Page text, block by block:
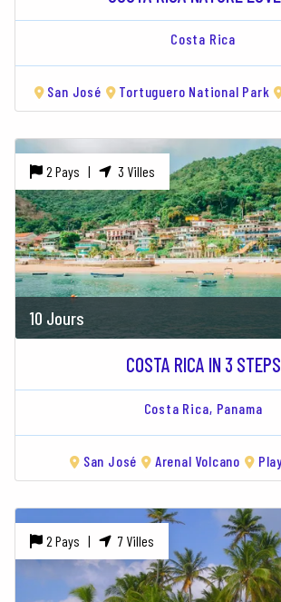
Costa Rica
San José Tortuguero National Park
2 Pays | 3 Villes
10 Jours
COSTA RICA IN 3 STEPS
Costa Rica, Panama
San José Arenal Volcano
2 Pays | 7 Villes